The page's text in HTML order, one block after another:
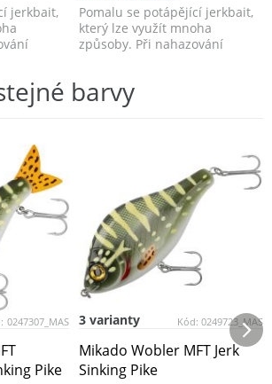
jerkbait,
Pomalu se potápějící jerkbait,
který lze využít mnoha
způsoby. Při nahazování
barvy
0247307_MAS
Pike
Kód: 0249723_MAS
3 varianty
Mikado Wobler MFT Jerk
Sinking Pike